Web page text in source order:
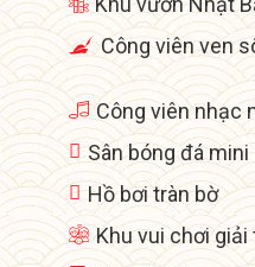
Công viên ven
Công viên nhạc
Sân bóng đá mini
Hồ bơi tràn bờ
Khu vui chơi giải